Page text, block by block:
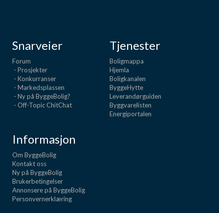
Snarveier
Forum
- Prosjekter
- Konkurranser
- Markedsplassen
- Ny på ByggeBolig?
- Off-Topic ChitChat
Tjenester
Boligmappa
Hjemla
Boligkanalen
ByggeHytte
Leverandørguiden
Byggvarelisten
Energiportalen
Informasjon
Om ByggeBolig
Kontakt oss
Ny på ByggeBolig
Brukerbetingelser
Annonsere på ByggeBolig
Personvernerklæring